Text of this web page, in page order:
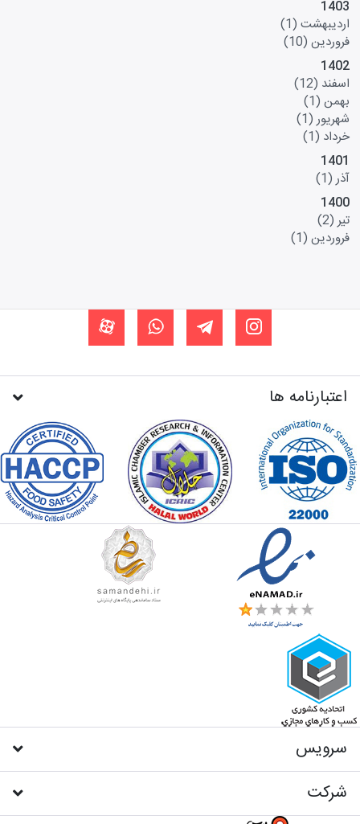
1403
اردیبهشت (1)
فروردین (10)
1402
اسفند (12)
بهمن (1)
شهریور(1)
خرداد (1)
1401
آذر(1)
1400
تیر(2)
فروردین (1)
اعتبارنامه ها
سرویس
شرکت